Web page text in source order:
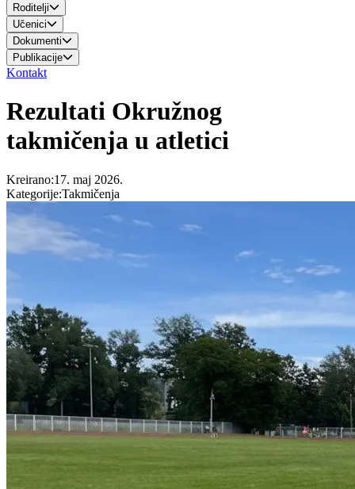
Roditelji
Učenici
Dokumenti
Publikacije
Kontakt
Rezultati Okružnog
takmičenja u atletici
Kreirano:17. maj 2026.
Kategorije:Takmičenja